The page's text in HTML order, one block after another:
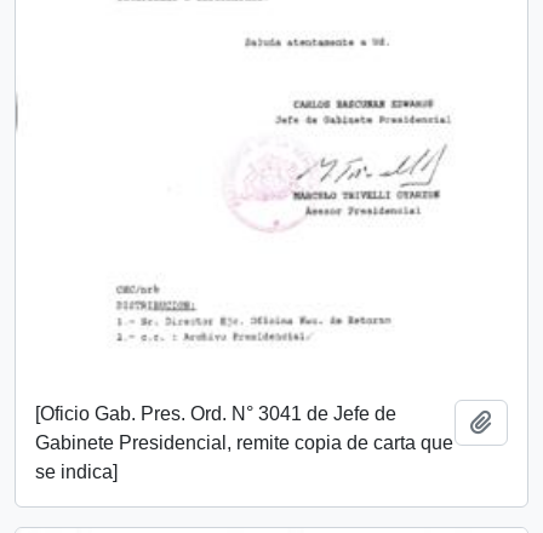
[Oficio Gab. Pres. Ord. N° 3041 de Jefe de
Gabinete Presidencial, remite copia de carta que
se indica]